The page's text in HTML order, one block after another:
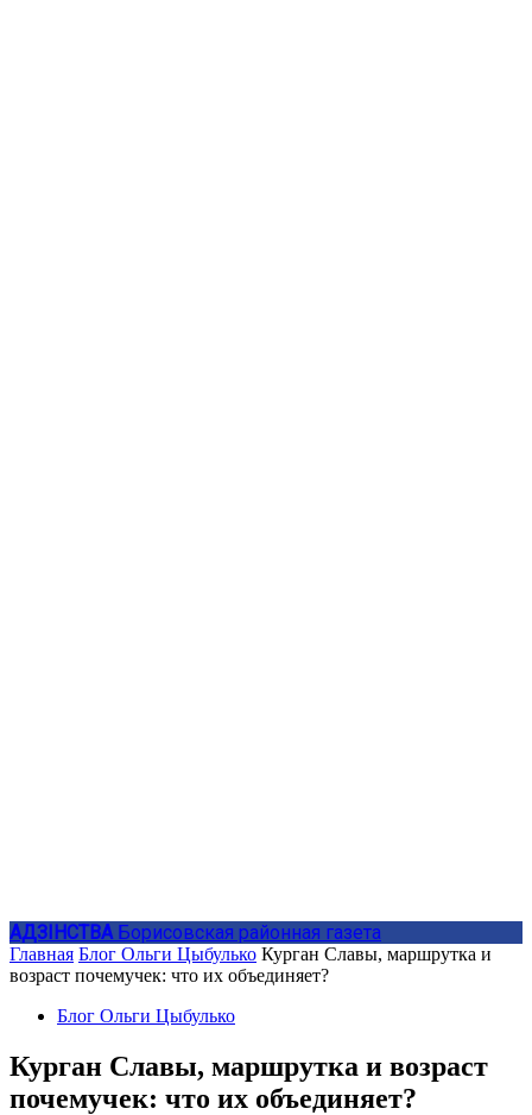
АДЗIНСТВА Борисовская районная газета
Главная Блог Ольги Цыбулько Курган Славы, маршрутка и
возраст почемучек: что их объединяет?
Блог Ольги Цыбулько
Курган Славы, маршрутка и возраст
почемучек: что их объединяет?